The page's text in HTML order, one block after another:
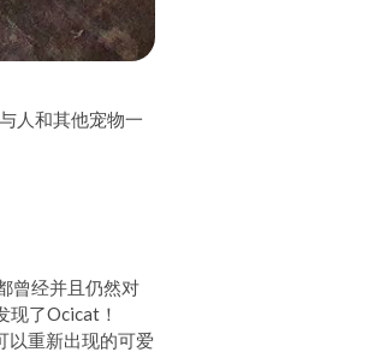
人和其他宠物一
曾经并且仍然对
现了Ocicat！
以重新出现的可爱